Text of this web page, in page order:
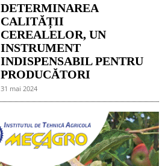
DETERMINAREA
CALITĂȚII
CEREALELOR, UN
INSTRUMENT
INDISPENSABIL PENTRU
PRODUCĂTORI
31 mai 2024